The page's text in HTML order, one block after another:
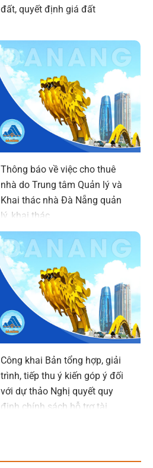
đất, quyết định giá đất
Thông báo về việc cho thuê
nhà do Trung tâm Quản lý và
Khai thác nhà Đà Nẵng quản
lý, khai thác
Công khai Bản tổng hợp, giải
trình, tiếp thu ý kiến góp ý đối
với dự thảo Nghị quyết quy
định chính sách hỗ trợ tài